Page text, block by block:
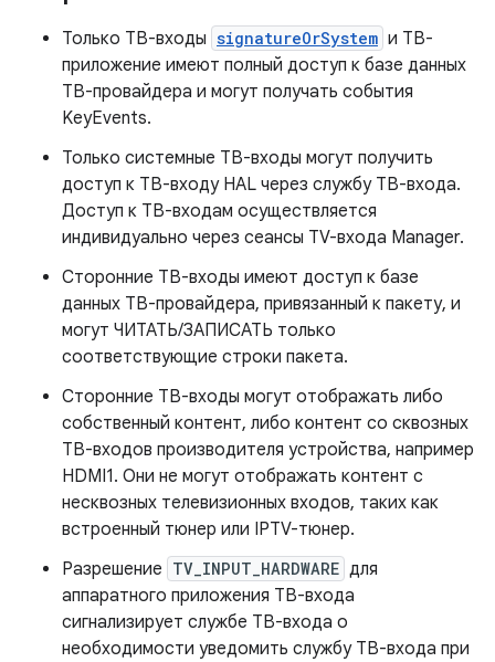
Только ТВ-входы signatureOrSystem и ТВ-
приложение имеют полный доступ к базе данных
ТВ-провайдера и могут получать события
KeyEvents.
Только системные ТВ-входы могут получить
доступ к ТВ-входу HAL через службу ТВ-входа.
Доступ к ТВ-входам осуществляется
индивидуально через сеансы TV-входа Manager.
Сторонние ТВ-входы имеют доступ к базе
данных ТВ-провайдера, привязанный к пакету, и
могут ЧИТАТЬ/ЗАПИСАТЬ только
соответствующие строки пакета.
Сторонние ТВ-входы могут отображать либо
собственный контент, либо контент со сквозных
ТВ-входов производителя устройства, например
HDMI1. Они не могут отображать контент с
несквозных телевизионных входов, таких как
встроенный тюнер или IPTV-тюнер.
Разрешение TV_INPUT_HARDWARE для
аппаратного приложения ТВ-входа
сигнализирует службе ТВ-входа о
необходимости уведомить службу ТВ-входа при